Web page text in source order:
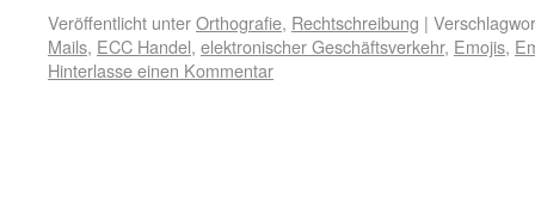
Veröffentlicht unterOrthografie, Rechtschreibung |
Mails, ECC Handel, elektronischer Geschäftsverkehr, Emojis,
Hinterlasse einen Kommentar